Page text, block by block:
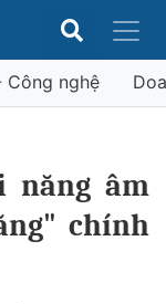
Công nghệ
năng âm
chính